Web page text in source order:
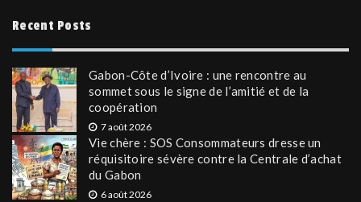
Recent Posts
Gabon-Côte d’Ivoire : une rencontre au
sommet sous le signe de l’amitié et de la
coopération
7 août 2026
Vie chère : SOS Consommateurs dresse un
réquisitoire sévère contre la Centrale d’achat
du Gabon
6 août 2026